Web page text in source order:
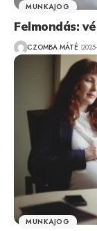
MUNKAJOG
Felmondás:
CZOMBA MÁTÉ
MUNKAJOG